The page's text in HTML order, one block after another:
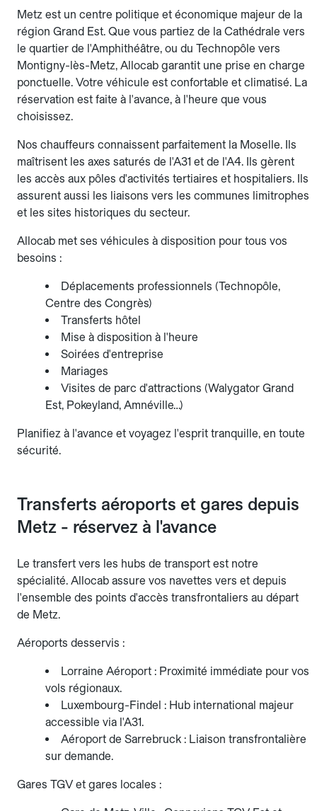
Metz est un centre politique et économique majeur de la
région Grand Est. Que vous partiez de la Cathédrale vers
le quartier de l'Amphithéâtre, ou du Technopôle vers
Montigny-lès-Metz, Allocab garantit une prise en charge
ponctuelle. Votre véhicule est confortable et climatisé. La
réservation est faite à l'avance, à l'heure que vous
choisissez.
Nos chauffeurs connaissent parfaitement la Moselle. Ils
maîtrisent les axes saturés de l'A31 et de l'A4. Ils gèrent
les accès aux pôles d'activités tertiaires et hospitaliers. Ils
assurent aussi les liaisons vers les communes limitrophes
et les sites historiques du secteur.
Allocab met ses véhicules à disposition pour tous vos
besoins :
Déplacements professionnels (Technopôle,
Centre des Congrès)
Transferts hôtel
Mise à disposition à l'heure
Soirées d'entreprise
Mariages
Visites de parc d'attractions (Walygator Grand
Est, Pokeyland, Amnéville…)
Planifiez à l'avance et voyagez l'esprit tranquille, en toute
sécurité.
Transferts aéroports et gares depuis
Metz - réservez à l'avance
Le transfert vers les hubs de transport est notre
spécialité. Allocab assure vos navettes vers et depuis
l'ensemble des points d'accès transfrontaliers au départ
de Metz.
Aéroports desservis :
Lorraine Aéroport : Proximité immédiate pour vos
vols régionaux.
Luxembourg-Findel : Hub international majeur
accessible via l'A31.
Aéroport de Sarrebruck : Liaison transfrontalière
sur demande.
Gares TGV et gares locales :